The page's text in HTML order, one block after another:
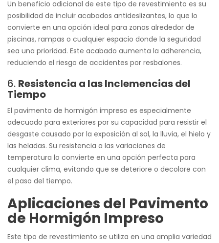
Un beneficio adicional de este tipo de revestimiento es su
posibilidad de incluir acabados antideslizantes, lo que lo
convierte en una opción ideal para zonas alrededor de
piscinas, rampas o cualquier espacio donde la seguridad
sea una prioridad. Este acabado aumenta la adherencia,
reduciendo el riesgo de accidentes por resbalones.
6. Resistencia a las Inclemencias del
Tiempo
El pavimento de hormigón impreso es especialmente
adecuado para exteriores por su capacidad para resistir el
desgaste causado por la exposición al sol, la lluvia, el hielo y
las heladas. Su resistencia a las variaciones de
temperatura lo convierte en una opción perfecta para
cualquier clima, evitando que se deteriore o decolore con
el paso del tiempo.
Aplicaciones del Pavimento
de Hormigón Impreso
Este tipo de revestimiento se utiliza en una amplia variedad